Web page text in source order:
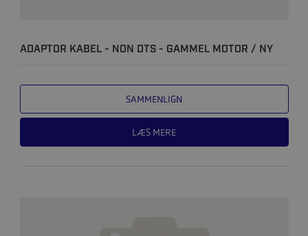
ADAPTOR KABEL - NON DTS - GAMMEL MOTOR / NY
SAMMENLIGN
LÆS MERE